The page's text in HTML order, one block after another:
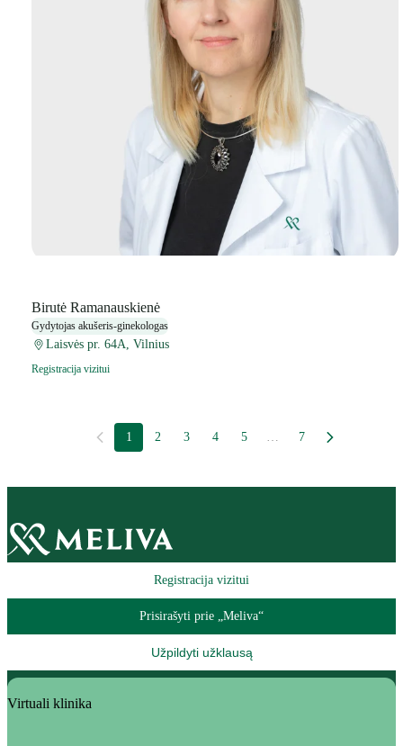
Birutė Ramanauskienė
Gydytojas akušeris-ginekologas
Laisvės pr. 64A, Vilnius
Registracija vizitui
1 2 3 4 5 7
Registracija vizitui
Prisirašyti prie „Meliva“
Užpildyti užklausą
Virtuali klinika